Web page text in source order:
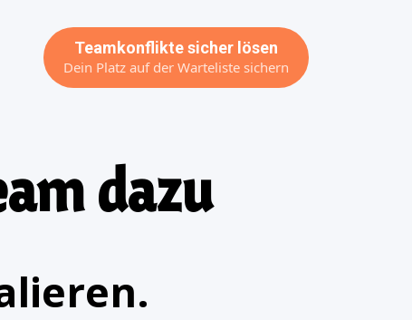
Teamkonflikte sicher lösen
Dein Platz auf der Warteliste sichern
dazu